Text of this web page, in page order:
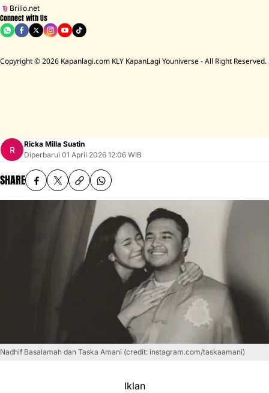
Brilio.net
Connect with Us
Copyright © 2026 Kapanlagi.com KLY KapanLagi Youniverse - All Right Reserved.
D ACADEMY 8 Raisa
Home Showbiz Selebriti
Ricka Milla Suatin
Diperbarui 01 April 2026 12:06 WIB
SHARE
Nadhif Basalamah dan Taska Amani (credit: instagram.com/taskaamani)
Iklan